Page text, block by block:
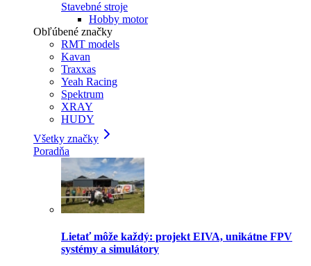
Stavebné stroje
Hobby motor
Obľúbené značky
RMT models
Kavan
Traxxas
Yeah Racing
Spektrum
XRAY
HUDY
Všetky značky
Poradňa
Lietať môže každý: projekt EIVA, unikátne FPV
systémy a simulátory